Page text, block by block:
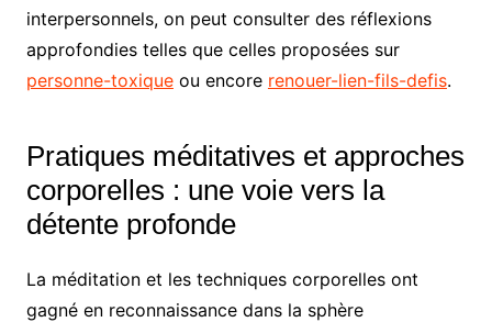
interpersonnels, on peut consulter des réflexions
approfondies telles que celles proposées sur
personne-toxiqueou encore renouer-lien-fils-defis.
Pratiques méditatives et approches
corporelles : une voie vers la
détente profonde
La méditation et les techniques corporelles ont
gagné en reconnaissance dans la sphère